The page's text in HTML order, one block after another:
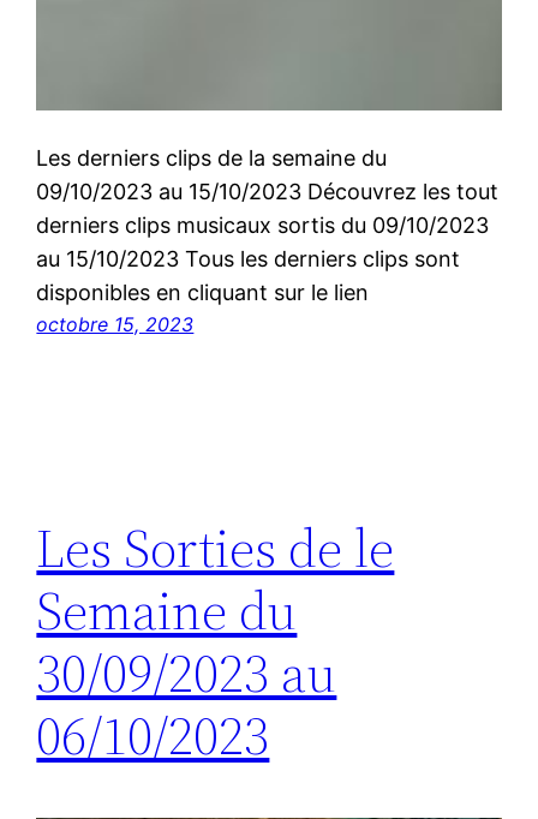
Les derniers clips de la semaine du
09/10/2023 au 15/10/2023 Découvrez les tout
derniers clips musicaux sortis du 09/10/2023
au 15/10/2023 Tous les derniers clips sont
disponibles en cliquant sur le lien
octobre 15, 2023
Les Sorties de le
Semaine du
30/09/2023 au
06/10/2023